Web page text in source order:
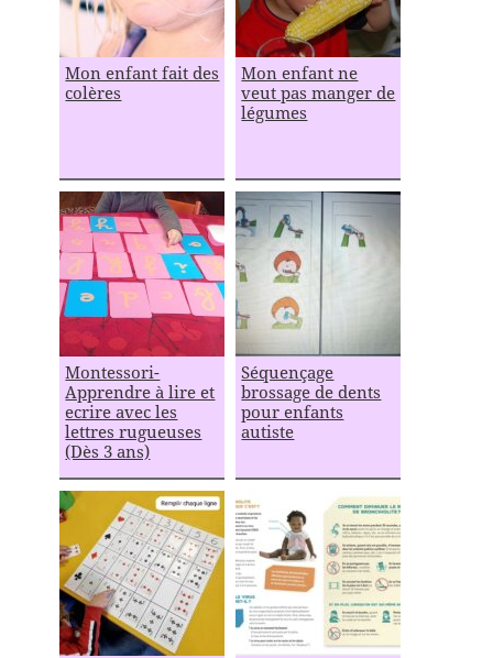
Mon enfant fait des
colères
Mon enfant ne
veut pas manger de
légumes
Montessori-
Apprendre à lire et
ecrire avec les
lettres rugueuses
(Dès 3 ans)
Séquençage
brossage de dents
pour enfants
autiste